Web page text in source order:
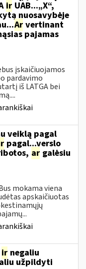
ir UAB...„X“,
nuosavybėje
Ar vertinant
pajamas
įskaičiuojamos
pardavimo
iš LATGA bei
veiklą pagal
pagal...verslo
ar galėsiu
mokama viena
apskaičiuotas
ir negaliu
užpildyti